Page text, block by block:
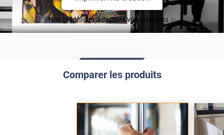
Nos graphistes adaptent vos créations ✨
Comparer les produits